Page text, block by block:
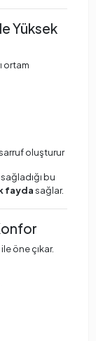
Yüksek
ortam
oluşturur
bu
faydasağlar.
öne çıkar.